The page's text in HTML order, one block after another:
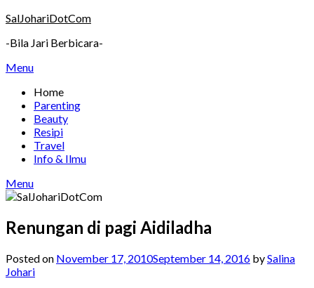
Skip
content
SalJohariDotCom
-Bila Jari Berbicara-
Menu
Home
Parenting
Beauty
Resipi
Travel
Info & Ilmu
Menu
Renungan di pagi Aidiladha
Posted on November 17, 2010September 14, 2016 bySalina
Johari